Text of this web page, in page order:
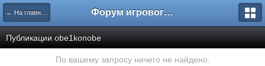
← На главную Форум игрового проекта Riverrise
Публикации obe1konobe
По вашему запросу ничего не найдено.